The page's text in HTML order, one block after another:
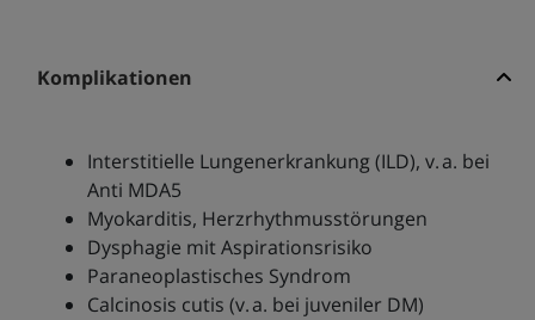
Komplikationen
Interstitielle Lungenerkrankung (ILD), v. a. bei
Anti MDA5
Myokarditis, Herzrhythmusstörungen
Dysphagie mit Aspirationsrisiko
Paraneoplastisches Syndrom
Calcinosis cutis (v. a. bei juveniler DM)